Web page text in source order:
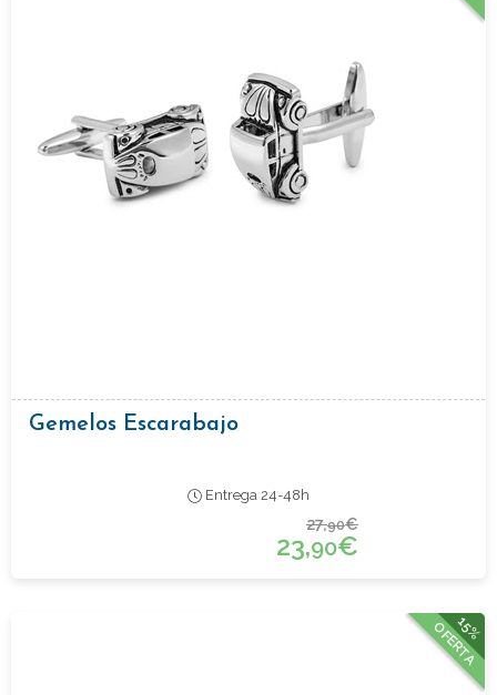
Gemelos Escarabajo
Entrega 24-48h
27,90€
23,90€
15%
OFERTA